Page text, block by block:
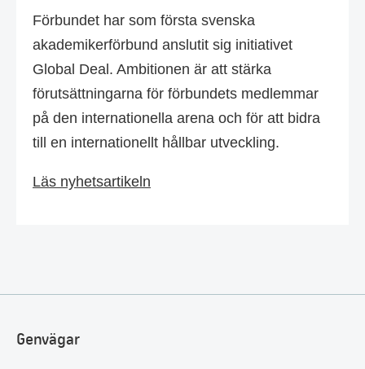
Förbundet har som första svenska
akademikerförbund anslutit sig initiativet
Global Deal. Ambitionen är att stärka
förutsättningarna för förbundets medlemmar
på den internationella arena och för att bidra
till en internationellt hållbar utveckling.
Läs nyhetsartikeln
Genvägar